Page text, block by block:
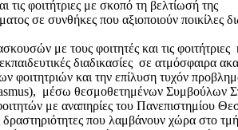
τις φοιτήτριες με σκοπό τη βελτίωσή της
σε συνθήκες που αξιοποιούν ποικίλες
με τους φοιτητές και τις
διαδικασίες σε ατμόσφαιρα
φοιτητριών και την επίλυση τυχόν
μέσω θεσμοθετημένων Συμβούλων
με αναπηρίες του Πανεπιστημίου
δραστηριότητες που λαμβάνουν χώρα στο